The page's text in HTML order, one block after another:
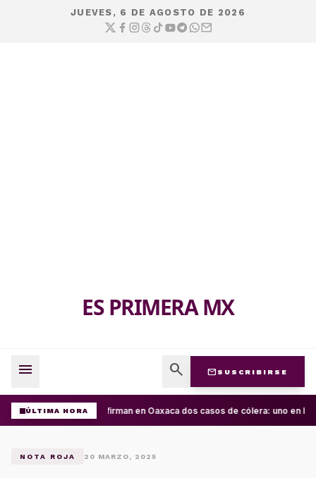
JUEVES, 6 DE AGOSTO DE 2026
ES PRIMERA MX
menu search mail SUSCRIBIRSE
ÚLTIMA HORA Confirman en Oaxaca dos casos de cólera: uno en
NOTA ROJA 20 MARZO, 2025